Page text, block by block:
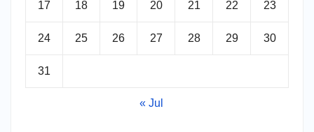
17 18 19 20 21 22 23
24 25 26 27 28 29 30
31
« Jul